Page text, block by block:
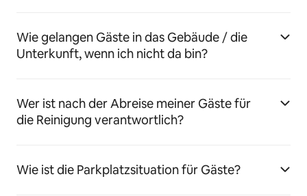
Wie gelangen Gäste in das Gebäude / die
Unterkunft, wenn ich nicht da bin?
Wer ist nach der Abreise meiner Gäste für
die Reinigung verantwortlich?
Wie ist die Parkplatzsituation für Gäste?